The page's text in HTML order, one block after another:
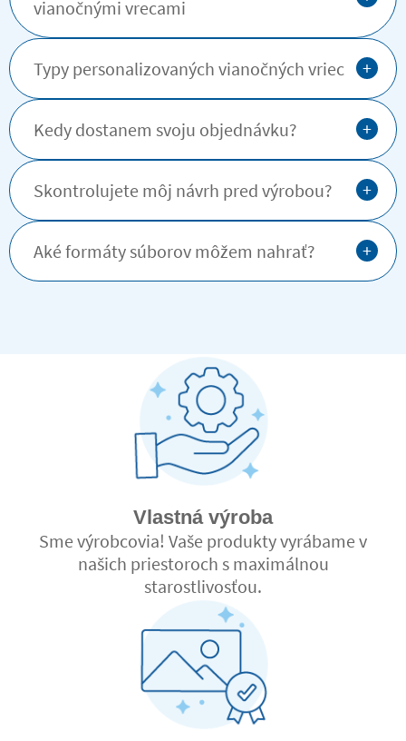
vianočnými vrecami
Typy personalizovaných vianočných vriec +
Kedy dostanem svoju objednávku? +
Skontrolujete môj návrh pred výrobou? +
Aké formáty súborov môžem nahrať? +
Vlastná výroba
Sme výrobcovia! Vaše produkty vyrábame v
našich priestoroch s maximálnou
starostlivosťou.